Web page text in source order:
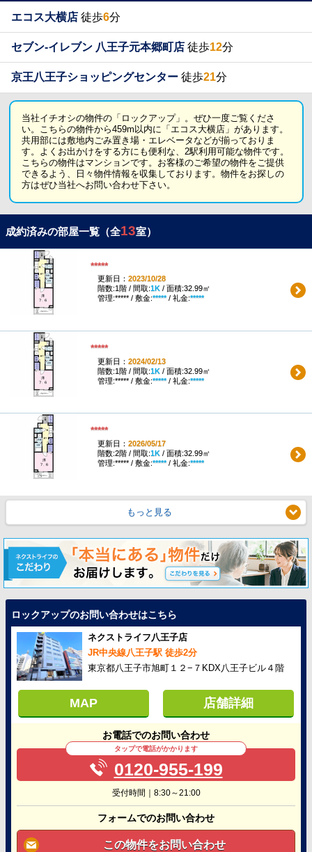
エコス大横店 徒歩6分
セブン-イレブン 八王子元本郷町店 徒歩12分
京王八王子ショッピングセンター 徒歩21分
当社イチオシの物件の「ロックアップ」。ぜひ一度ご覧くださ
い。こちらの物件から459m以内に「エコス大横店」があります。
共用部には敷地内ごみ置き場・エレベータなどが揃っておりま
す。よくお出かけをする方にも便利な、2駅利用可能な物件です。
こちらの物件はマンションです。お客様のご希望の物件をご提供
できるよう、日々物件情報を収集しております。物件をお探しの
方はぜひ当社へお問い合わせ下さい。
成約済みの部屋一覧（全13室）
*****
更新日： 2023/10/28
階数:1階 / 間取:1K/ 面積:32.99㎡
管理:***** / 敷金:*****/ 礼金:*****
*****
更新日： 2024/02/13
階数:1階 / 間取:1K/ 面積:32.99㎡
管理:***** / 敷金:*****/ 礼金:*****
*****
更新日： 2026/05/17
階数:2階 / 間取:1K/ 面積:32.99㎡
管理:***** / 敷金:*****/ 礼金:*****
もっと見る
ロックアップのお問い合わせはこちら
ネクストライフ八王子店
JR中央線八王子駅 徒歩2分
東京都八王子市旭町１２−７KDX八王子ビル４階
MAP 店舗詳細
お電話でのお問い合わせ
タップで電話がかかります
0120-955-199
受付時間｜8:30～21:00
フォームでのお問い合わせ
この物件をお問い合わせ